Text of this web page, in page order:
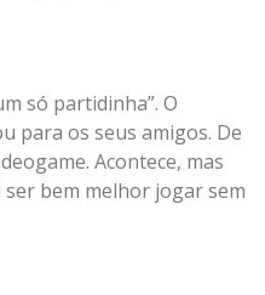
só partidinha”. O
para os seus amigos. De
Acontece, mas
bem melhor jogar sem